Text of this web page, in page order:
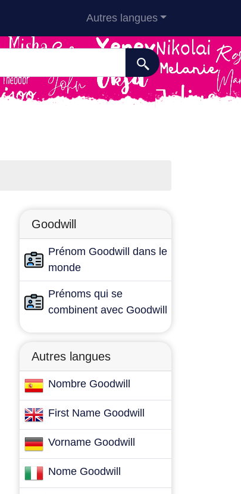
Autres langues
Goodwill
Prénom Goodwill dans le
monde
Prénoms qui se
combinent avec Goodwill
Autres langues
Nombre Goodwill
First Name Goodwill
Vorname Goodwill
Nome Goodwill